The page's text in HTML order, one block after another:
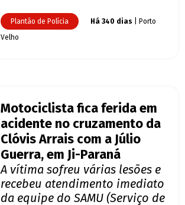
Plantão de Polícia Há 340 dias | Porto
Velho
Motociclista fica ferida em
acidente no cruzamento da
Clóvis Arrais com a Júlio
Guerra, em Ji-Paraná
A vítima sofreu várias lesões e
recebeu atendimento imediato
da equipe do SAMU (Serviço de